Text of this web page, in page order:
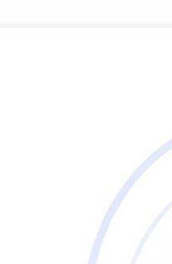
СПО и в
организациях СПО и